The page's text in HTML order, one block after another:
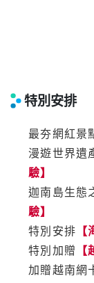
特別安排
最夯網紅景
漫遊世界遺
驗】
迦南島生態
驗】
特別安排
特別加贈
加贈越南網